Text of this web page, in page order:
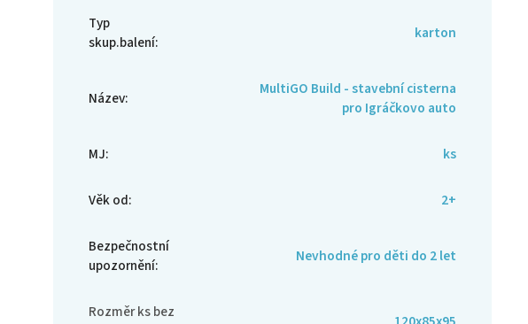
Typ
skup.balení: karton
Název:
MultiGO Build - stavební cisterna
pro Igráčkovo auto
MJ: ks
Věk od: 2+
Bezpečnostní
upozornění: Nevhodné pro děti do 2 let
Rozměr ks bez